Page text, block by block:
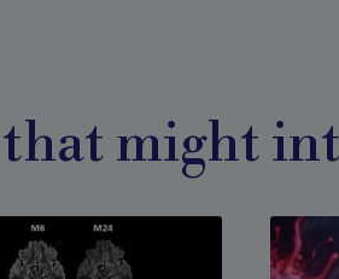
that might